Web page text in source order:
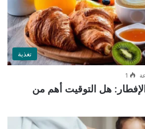
تغذية
1
هل التوقيت أهم من